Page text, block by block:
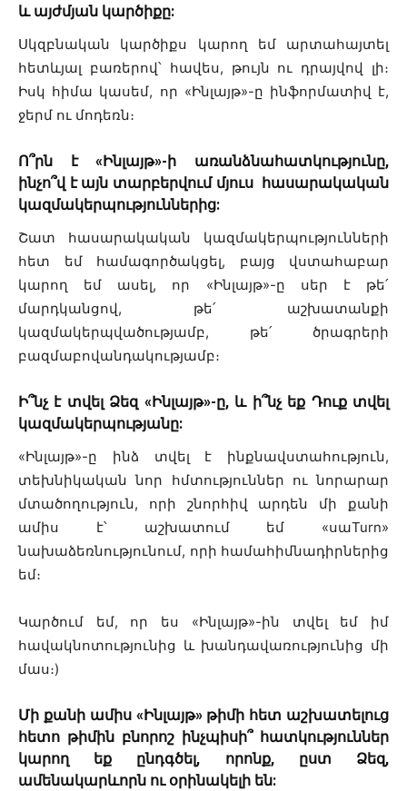
և այժմյան կարծիքը:
Սկզբնական կարծիքս կարող եմ արտահայտել
հետևյալ բառերով՝ հավես, թույն ու դրայվով լի։
Իսկ հիմա կասեմ, որ «Ինլայթ»-ը ինֆորմատիվ է,
ջերմ ու մոդեռն։
Ո՞րն է «Ինլայթ»-ի առանձնահատկությունը,
ինչո՞վ է այն տարբերվում մյուս հասարակական
կազմակերպություններից:
Շատ հասարակական կազմակերպությունների
հետ եմ համագործակցել, բայց վստահաբար
կարող եմ ասել, որ «Ինլայթ»-ը սեր է թե՛
մարդկանցով, թե՛ աշխատանքի
կազմակերպվածությամբ, թե՛ ծրագրերի
բազմաբովանդակությամբ։
Ի՞նչ է տվել Ձեզ «Ինլայթ»-ը, և ի՞նչ եք Դուք տվել
կազմակերպությանը:
«Ինլայթ»-ը ինձ տվել է ինքնավստահություն,
տեխնիկական նոր հմտություններ ու նորարար
մտածողություն, որի շնորհիվ արդեն մի քանի
ամիս է՝ աշխատում եմ «սաTurn»
նախաձեռնությունում, որի համահիմնադիրներից
եմ։
Կարծում եմ, որ ես «Ինլայթ»-ին տվել եմ իմ
հավակնոտությունից և խանդավառությունից մի
մաս։)
Մի քանի ամիս «Ինլայթ» թիմի հետ աշխատելուց
հետո թիմին բնորոշ ինչպիսի՞ հատկություններ
կարող եք ընդգծել, որոնք, ըստ Ձեզ,
ամենակարևորն ու օրինակելի են: